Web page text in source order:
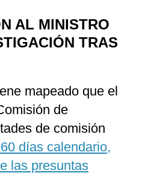
AL MINISTRO
TRAS
mapeado que el
de
de comisión
días calendario,
las presuntas